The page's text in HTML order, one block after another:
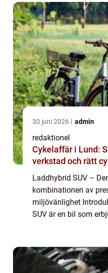
teknologin hos ...
30 juni 2026 admin
redaktionel
Cykelaffär i Lund:
verkstad och rätt
Laddhybrid SUV –
kombinationen av
miljövänlighet
SUV är en bil som
teknologin hos ...